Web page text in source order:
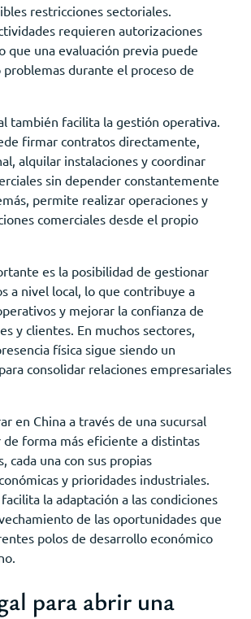
restricciones sectoriales.
requieren autorizaciones
que una evaluación previa puede
durante el proceso de
también facilita la gestión operativa.
firmar contratos directamente,
alquilar instalaciones y coordinar
sin depender constantemente
permite realizar operaciones y
comerciales desde el propio
es la posibilidad de gestionar
a nivel local, lo que contribuye a
y mejorar la confianza de
y clientes. En muchos sectores,
física sigue siendo un
consolidar relaciones empresariales
en China a través de una sucursal
forma más eficiente a distintas
cada una con sus propias
y prioridades industriales.
la adaptación a las condiciones
de las oportunidades que
polos de desarrollo económico
para abrir una